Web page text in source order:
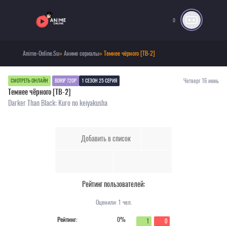
0
Anime-Online.Su»Аниме сериалы» Темнее чёрного [ТВ-2]
СМОТРЕТЬ ОНЛАЙН BDRIP 720P 1 СЕЗОН 25 СЕРИЯ Четверг 16 июнь
Темнее чёрного [ТВ-2]
Darker Than Black: Kuro no keiyakusha
Добавить в список
Рейтинг пользователей:
Оценили: 1 чел.
Рейтинг:
0% 1 0